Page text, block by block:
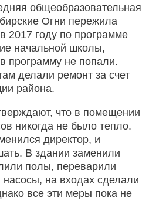
общеобразовательная
Огни пережила
2017 году по программе
начальной школы,
программу не попали.
делали ремонт за счет
района.
что в помещении
никогда не было тепло.
директор, и
В здании заменили
полы, переварили
на входах сделали
все эти меры пока не